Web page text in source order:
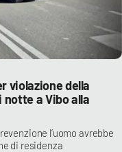
violazione della
a Vibo alla
l’uomo avrebbe
di residenza